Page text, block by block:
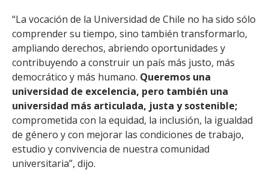
“La vocación de la Universidad de Chile no ha sido sólo
comprender su tiempo, sino también transformarlo,
ampliando derechos, abriendo oportunidades y
contribuyendo a construir un país más justo, más
democrático y más humano. Queremos una
universidad de excelencia, pero también una
universidad más articulada, justa y sostenible;
comprometida con la equidad, la inclusión, la igualdad
de género y con mejorar las condiciones de trabajo,
estudio y convivencia de nuestra comunidad
universitaria”, dijo.